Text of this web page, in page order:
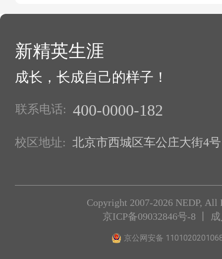
新精英生涯
成长，长成自己的样子！
联系电话: 400-0000-182
校区地址: 北京市西城区车公庄大街4
Copyright 2007-2026 NEDP, All
京ICP备09032846号-8 丨
京公网安备